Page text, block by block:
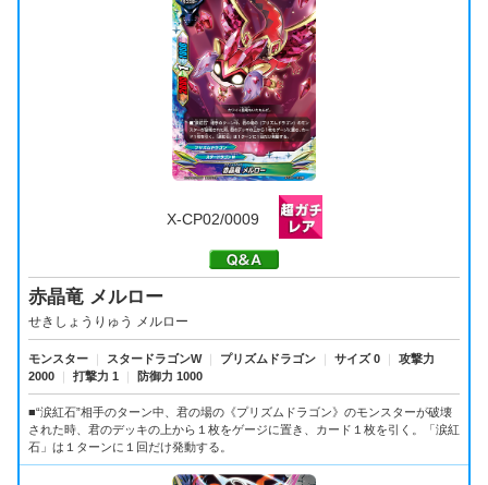
X-CP02/0009
赤晶竜 メルロー
せきしょうりゅう メルロー
モンスター ｜ スタードラゴンW ｜ プリズムドラゴン ｜ サイズ 0 ｜
攻撃力
2000
｜ 打撃力 1 ｜ 防御力 1000
■“涙紅石”相手のターン中、君の場の《プリズムドラゴン》のモンスターが破壊
された時、君のデッキの上から１枚をゲージに置き、カード１枚を引く。「涙紅
石」は１ターンに１回だけ発動する。